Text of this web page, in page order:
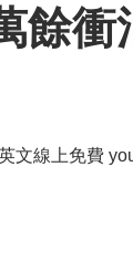
餘
文線上免費